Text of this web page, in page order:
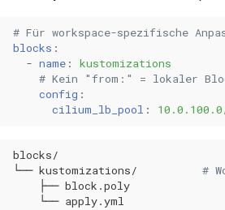
# Für workspace-spezifische
blocks :
- name :
kustomizations
# Kein "from:" = lokaler
config :
cilium_lb_pool :
└── kustomizations/
#
├──
└──